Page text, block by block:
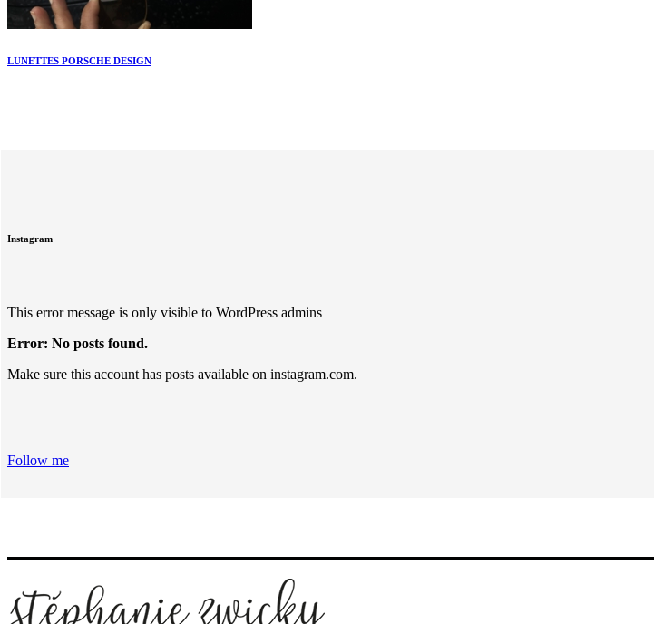
LUNETTES PORSCHE DESIGN
Instagram
This error message is only visible to WordPress admins
Error: No posts found.
Make sure this account has posts available on instagram.com.
Follow me